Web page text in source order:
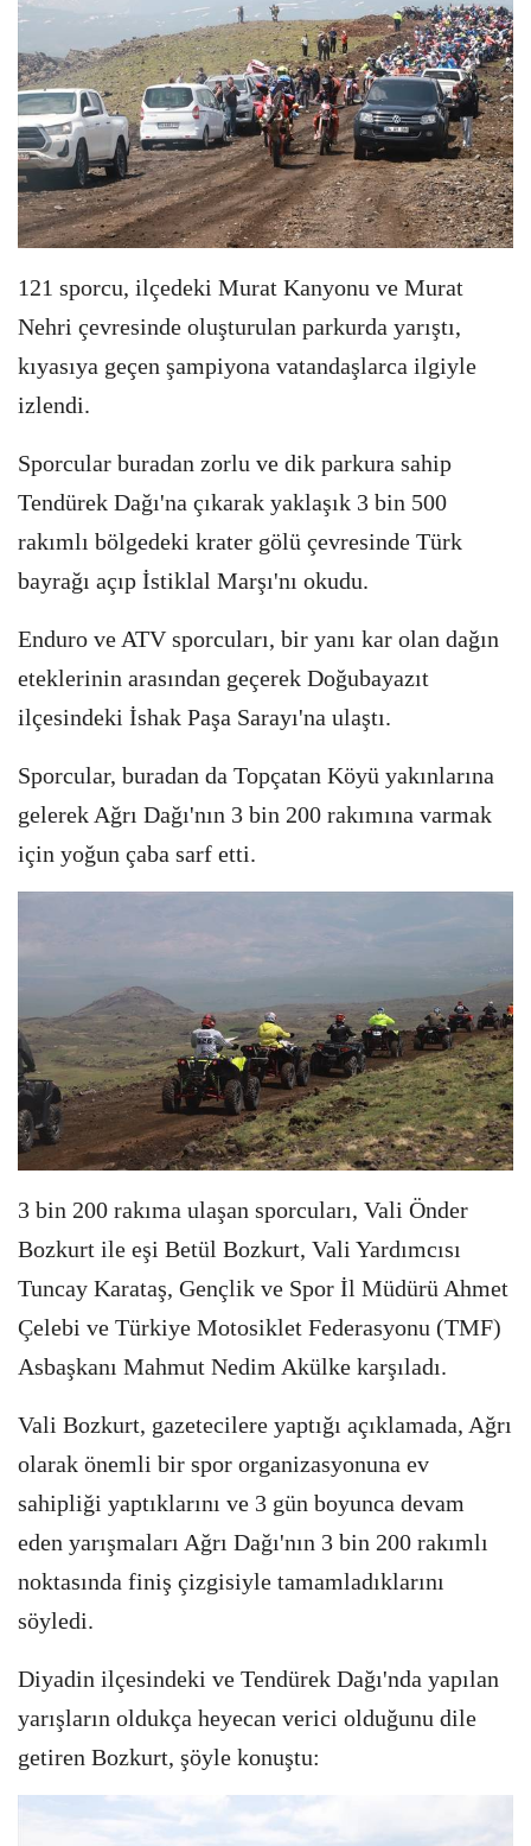
121 sporcu, ilçedeki Murat Kanyonu ve Murat
Nehri çevresinde oluşturulan parkurda yarıştı,
kıyasıya geçen şampiyona vatandaşlarca ilgiyle
izlendi.
Sporcular buradan zorlu ve dik parkura sahip
Tendürek Dağı'na çıkarak yaklaşık 3 bin 500
rakımlı bölgedeki krater gölü çevresinde Türk
bayrağı açıp İstiklal Marşı'nı okudu.
Enduro ve ATV sporcuları, bir yanı kar olan dağın
eteklerinin arasından geçerek Doğubayazıt
ilçesindeki İshak Paşa Sarayı'na ulaştı.
Sporcular, buradan da Topçatan Köyü yakınlarına
gelerek Ağrı Dağı'nın 3 bin 200 rakımına varmak
için yoğun çaba sarf etti.
3 bin 200 rakıma ulaşan sporcuları, Vali Önder
Bozkurt ile eşi Betül Bozkurt, Vali Yardımcısı
Tuncay Karataş, Gençlik ve Spor İl Müdürü Ahmet
Çelebi ve Türkiye Motosiklet Federasyonu (TMF)
Asbaşkanı Mahmut Nedim Akülke karşıladı.
Vali Bozkurt, gazetecilere yaptığı açıklamada, Ağrı
olarak önemli bir spor organizasyonuna ev
sahipliği yaptıklarını ve 3 gün boyunca devam
eden yarışmaları Ağrı Dağı'nın 3 bin 200 rakımlı
noktasında finiş çizgisiyle tamamladıklarını
söyledi.
Diyadin ilçesindeki ve Tendürek Dağı'nda yapılan
yarışların oldukça heyecan verici olduğunu dile
getiren Bozkurt, şöyle konuştu: